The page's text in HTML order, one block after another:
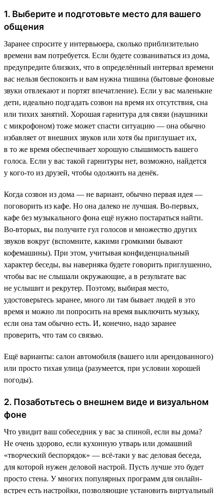
1. Выберите и подготовьте место для вашего
общения
Заранее спросите у интервьюера, сколько приблизительно
времени вам потребуется. Если будете созваниваться из дома,
предупредите близких, что в определённый интервал времени
вас нельзя беспокоить и вам нужна тишина (бытовые фоновые
звуки отвлекают и портят впечатление). Если у вас маленькие
дети, идеально подгадать созвон на время их отсутствия, сна
или тихих занятий. Хорошая гарнитура для связи (наушники
с микрофоном) тоже может спасти ситуацию — она обычно
избавляет от внешних звуков или хотя бы приглушает их,
в то же время обеспечивает хорошую слышимость вашего
голоса. Если у вас такой гарнитуры нет, возможно, найдется
у кого-то из друзей, чтобы одолжить на денёк.
Когда созвон из дома — не вариант, обычно первая идея —
поговорить из кафе. Но она далеко не лучшая. Во-первых,
кафе без музыкального фона ещё нужно постараться найти.
Во-вторых, вы получите гул голосов и множество других
звуков вокруг (вспомните, какими громкими бывают
кофемашины). При этом, учитывая конфиденциальный
характер беседы, вы наверняка будете говорить приглушенно,
чтобы вас не слышали окружающие, а в результате вас
не услышит и рекрутер. Поэтому, выбирая место,
удостоверьтесь заранее, много ли там бывает людей в это
время и можно ли попросить на время выключить музыку,
если она там обычно есть. И, конечно, надо заранее
проверить, что там со связью.
Ещё варианты: салон автомобиля (вашего или арендованного)
или просто тихая улица (разумеется, при условии хорошей
погоды).
2. Позаботьтесь о внешнем виде и визуальном
фоне
Что увидит ваш собеседник у вас за спиной, если вы дома?
Не очень здорово, если кухонную утварь или домашний
«творческий беспорядок» — всё-таки у вас деловая беседа,
для которой нужен деловой настрой. Пусть лучше это будет
просто стена. У многих популярных программ для онлайн-
встреч есть настройки, позволяющие установить виртуальный